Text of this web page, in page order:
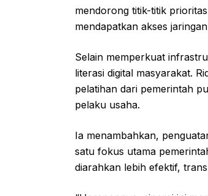
mendorong titik-titik
mendapatkan akses
Selain memperkuat
literasi digital masyarakat.
pelatihan dari pemerintah
pelaku usaha.
Ia menambahkan,
satu fokus utama
diarahkan lebih efektif,